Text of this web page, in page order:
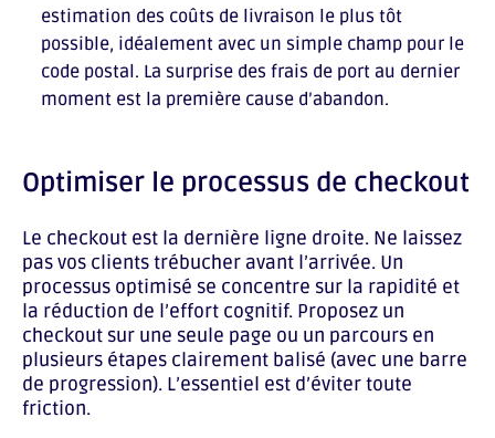
estimation des coûts de livraison le plus tôt
possible, idéalement avec un simple champ pour le
code postal. La surprise des frais de port au dernier
moment est la première cause d’abandon.
Optimiser le processus de checkout
Le checkout est la dernière ligne droite. Ne laissez
pas vos clients trébucher avant l’arrivée. Un
processus optimisé se concentre sur la rapidité et
la réduction de l’effort cognitif. Proposez un
checkout sur une seule page ou un parcours en
plusieurs étapes clairement balisé (avec une barre
de progression). L’essentiel est d’éviter toute
friction.